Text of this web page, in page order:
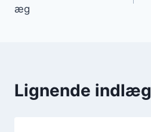
æg
Lignende indlæg